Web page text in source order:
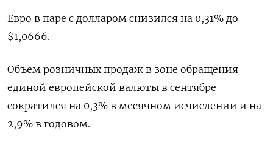
Евро в паре с долларом снизился на 0,31% до
$1,0666​.
Объем розничных продаж в зоне обращения
единой европейской валюты в сентябре
сократился на 0,3%​ в месячном исчислении и на
2,9%​​​ в годовом.